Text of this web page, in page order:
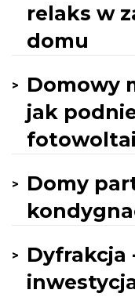
relaks w
domu
Domowy
jak
Domy
Dyfrakcja